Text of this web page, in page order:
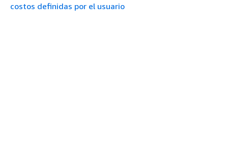
costos definidas por el usuario